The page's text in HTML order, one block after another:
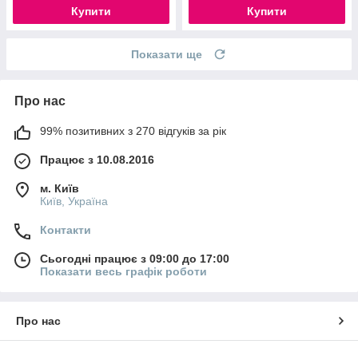
Купити Купити
Показати ще
Про нас
99% позитивних з 270 відгуків за рік
Працює з 10.08.2016
м. Київ
Київ, Україна
Контакти
Сьогодні працює з 09:00 до 17:00
Показати весь графік роботи
Про нас